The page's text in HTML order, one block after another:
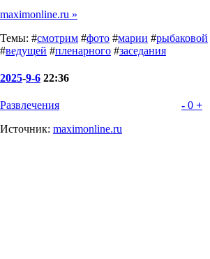
maximonline.ru »
Темы: #смотрим #фото #марии #рыбаковой
#ведущей #пленарного #заседания
2025-9-6 22:36
Развлечения - 0 +
Источник: maximonline.ru